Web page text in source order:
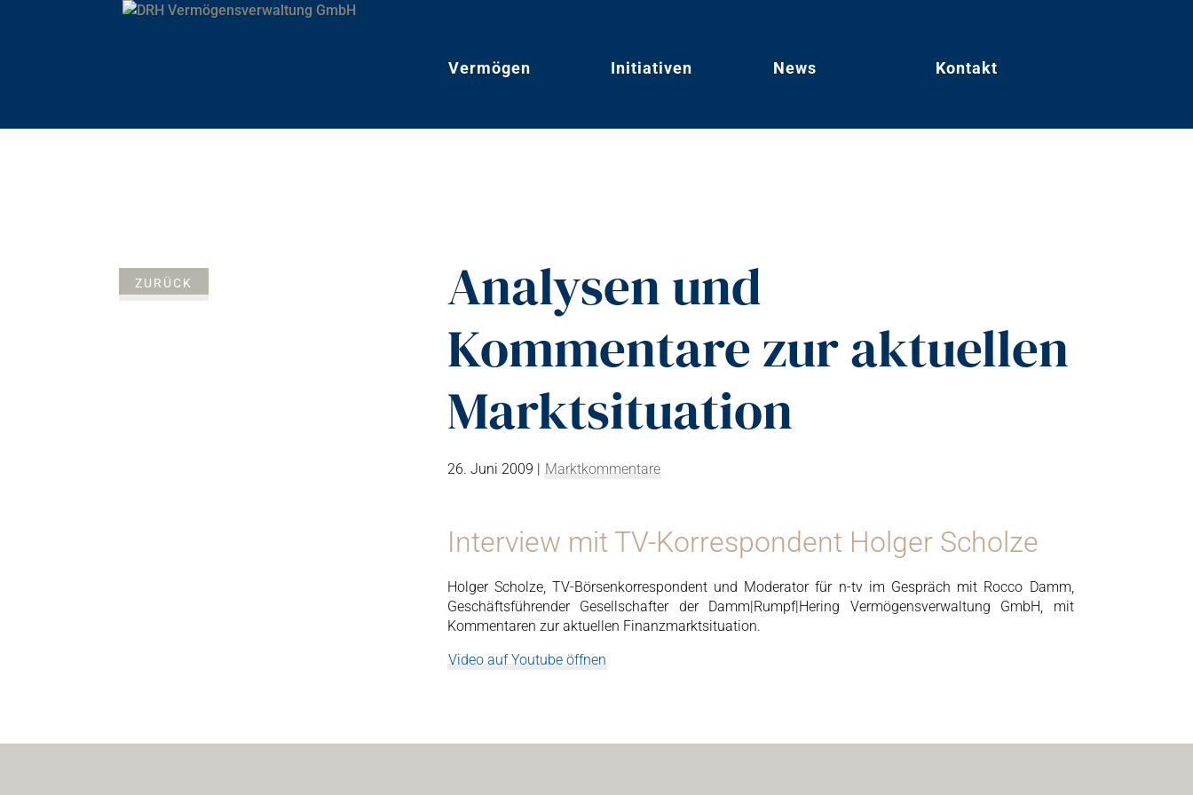
Vermögen Initiativen News Kontakt
Analysen und
Kommentare zur aktuellen
Marktsituation
26. Juni 2009 | Marktkommentare
Interview mit TV-Korrespondent Holger Scholze
Holger Scholze, TV-Börsenkorrespondent und Moderator für n-tv im Gespräch mit Rocco Damm,
Geschäftsführender Gesellschafter der Damm|Rumpf|Hering Vermögensverwaltung GmbH, mit
Kommentaren zur aktuellen Finanzmarktsituation.
Video auf Youtube öffnen
ZURÜCK